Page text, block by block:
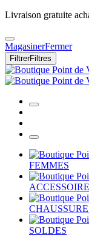
Livraison gratuite
MagasinerFermer
FiltrerFiltres
FEMMES
SOLDES